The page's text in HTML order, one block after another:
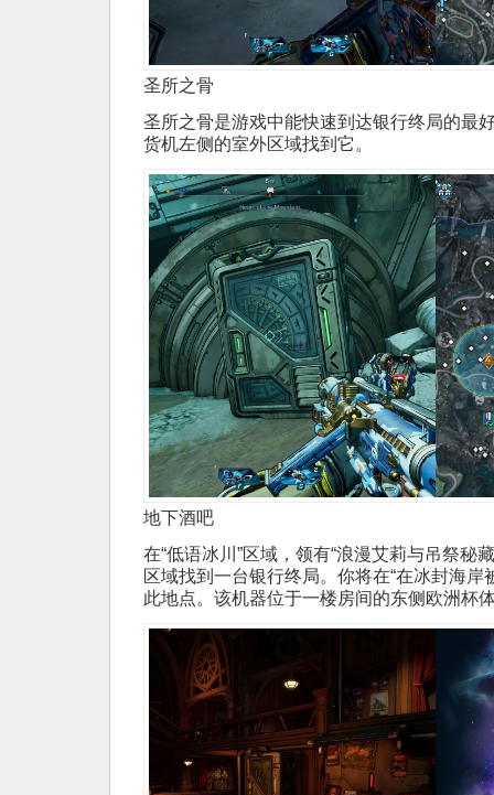
圣所之骨
圣所之骨是游戏中能快速到达银行终局的最
货机左侧的室外区域找到它。
地下酒吧
在“低语冰川”区域，领有“浪漫艾莉与吊祭秘
区域找到一台银行终局。你将在“在冰封海岸
此地点。该机器位于一楼房间的东侧欧洲杯